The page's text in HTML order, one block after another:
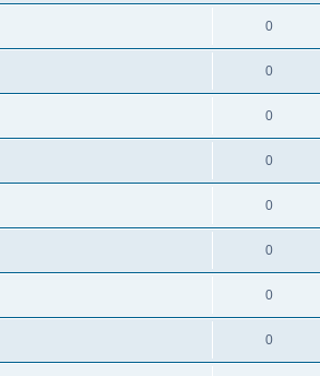
0
0
0
0
0
0
0
0